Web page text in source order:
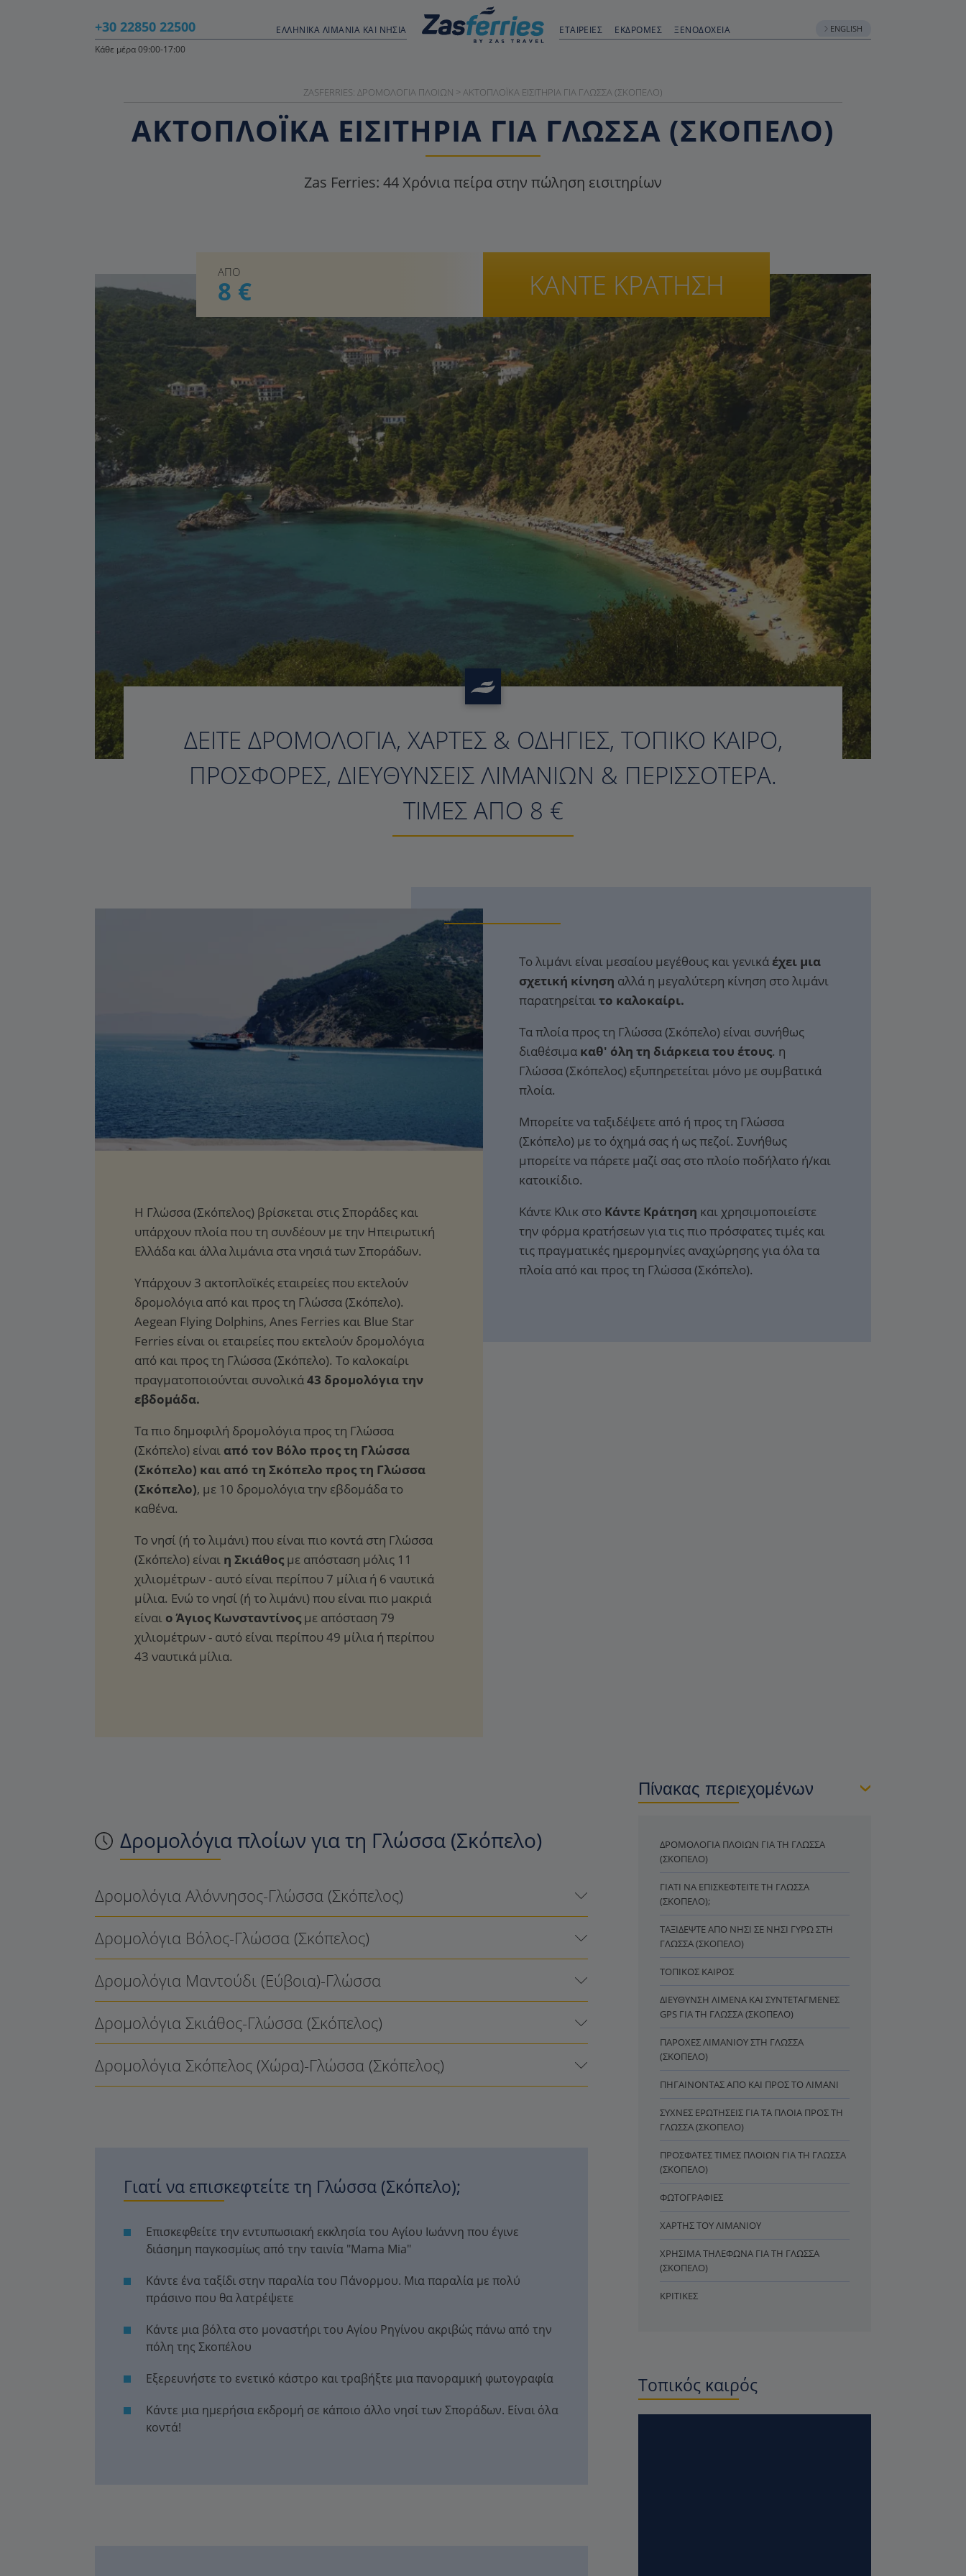
+30 22850 22500 ΕΛΛΗΝΙΚΆ ΛΙΜΆΝΙΑ ΚΑΙ ΝΗΣΙΆ ΕΤΑΙΡΕΙΕΣ ΕΚΔΡΟΜΈΣ ΞΕΝΟΔΟΧΕΊΑ ENGLISH
Κάθε μέρα 09:00-17:00
ZASFERRIES: ΔΡΟΜΟΛΌΓΙΑ ΠΛΟΊΩΝ > AΚΤΟΠΛΟΪΚΆ EΙΣΙΤΉΡΙΑ ΓΙΑ ΓΛΏΣΣΑ (ΣΚΌΠΕΛΟ)
ΑΚΤΟΠΛΟΪΚΑ ΕΙΣΙΤΉΡΙΑ ΓΙΑ ΓΛΏΣΣΑ (ΣΚΌΠΕΛΟ)
Zas Ferries: 44Χρόνια πείρα στην πώληση εισιτηρίων
ΑΠΟ
8 € ΚΑΝΤΕ ΚΡΑΤΗΣΗ
ΔΕΊΤΕ ΔΡΟΜΟΛΌΓΙΑ, ΧΆΡΤΕΣ & ΟΔΗΓΊΕΣ, ΤΟΠΙΚΌ ΚΑΙΡΌ,
ΠΡΟΣΦΟΡΈΣ, ΔΙΕΥΘΎΝΣΕΙΣ ΛΙΜΑΝΙΏΝ & ΠΕΡΙΣΣΌΤΕΡΑ.
ΤΙΜΈΣ ΑΠΌ 8 €
Η Γλώσσα (Σκόπελος) βρίσκεται στις Σποράδες και
υπάρχουν πλοία που τη συνδέουν με την Ηπειρωτική
Ελλάδα και άλλα λιμάνια στα νησιά των Σποράδων.
Υπάρχουν 3 ακτοπλοϊκές εταιρείες που εκτελούν
δρομολόγια από και προς τη Γλώσσα (Σκόπελο).
Aegean Flying Dolphins, Anes Ferries και Blue Star
Ferries είναι οι εταιρείες που εκτελούν δρομολόγια
από και προς τη Γλώσσα (Σκόπελο). Το καλοκαίρι
πραγματοποιούνται συνολικά43 δρομολόγια την
εβδομάδα.
Τα πιο δημοφιλή δρομολόγια προς τη Γλώσσα
(Σκόπελο) είναι από τον Βόλο προς τη Γλώσσα
(Σκόπελο) και από τη Σκόπελο προς τη Γλώσσα
(Σκόπελο), με 10 δρομολόγια την εβδομάδα το
καθένα.
Το νησί (ή το λιμάνι) που είναι πιο κοντά στη Γλώσσα
(Σκόπελο) είναι η Σκιάθος με απόσταση μόλις 11
χιλιομέτρων - αυτό είναι περίπου 7 μίλια ή 6 ναυτικά
μίλια. Ενώ το νησί (ή το λιμάνι) που είναι πιο μακριά
είναι ο Άγιος Κωνσταντίνος με απόσταση 79
χιλιομέτρων - αυτό είναι περίπου 49 μίλια ή περίπου
43 ναυτικά μίλια.
Το λιμάνι είναι μεσαίου μεγέθους και γενικάέχει μια
σχετική κίνηση αλλά η μεγαλύτερη κίνηση στο λιμάνι
παρατηρείταιτο καλοκαίρι.
Τα πλοία προς τη Γλώσσα (Σκόπελο) είναι συνήθως
διαθέσιμα καθ' όλη τη διάρκεια του έτους. η
Γλώσσα (Σκόπελος) εξυπηρετείται μόνο με συμβατικά
πλοία.
Μπορείτε να ταξιδέψετε από ή προς τη Γλώσσα
(Σκόπελο) με το όχημά σας ή ως πεζοί. Συνήθως
μπορείτε να πάρετε μαζί σας στο πλοίο ποδήλατο ή/και
κατοικίδιο.
Κάντε Κλικ στο Κάντε Κράτηση και χρησιμοποιείστε
την φόρμα κρατήσεων για τις πιο πρόσφατες τιμές και
τις πραγματικές ημερομηνίες αναχώρησης για όλα τα
πλοία από και προς τη Γλώσσα (Σκόπελο).
Δρομολόγια πλοίων για τη Γλώσσα (Σκόπελο)
Δρομολόγια Αλόννησος-Γλώσσα (Σκόπελος)
Δρομολόγια Βόλος-Γλώσσα (Σκόπελος)
Δρομολόγια Μαντούδι (Εύβοια)-Γλώσσα
Δρομολόγια Σκιάθος-Γλώσσα (Σκόπελος)
Δρομολόγια Σκόπελος (Χώρα)-Γλώσσα (Σκόπελος)
Γιατί να επισκεφτείτε τη Γλώσσα (Σκόπελο);
Επισκεφθείτε την εντυπωσιακή εκκλησία του Αγίου Ιωάννη που έγινε
διάσημη παγκοσμίως από την ταινία "Mama Mia"
Κάντε ένα ταξίδι στην παραλία του Πάνορμου. Μια παραλία με πολύ
πράσινο που θα λατρέψετε
Κάντε μια βόλτα στο μοναστήρι του Αγίου Ρηγίνου ακριβώς πάνω από την
πόλη της Σκοπέλου
Εξερευνήστε το ενετικό κάστρο και τραβήξτε μια πανοραμική φωτογραφία
Κάντε μια ημερήσια εκδρομή σε κάποιο άλλο νησί των Σποράδων. Είναι όλα
κοντά!
Πίνακας περιεχομένων
ΔΡΟΜΟΛΌΓΙΑ ΠΛΟΊΩΝ ΓΙΑ ΤΗ ΓΛΏΣΣΑ
(ΣΚΌΠΕΛΟ)
ΓΙΑΤΊ ΝΑ ΕΠΙΣΚΕΦΤΕΊΤΕ ΤΗ ΓΛΏΣΣΑ
(ΣΚΌΠΕΛΟ);
ΤΑΞΙΔΈΨΤΕ ΑΠΌ ΝΗΣΊ ΣΕ ΝΗΣΊ ΓΎΡΩ ΣΤΗ
ΓΛΏΣΣΑ (ΣΚΌΠΕΛΟ)
ΤΟΠΙΚΌΣ ΚΑΙΡΌΣ
ΔΙΕΎΘΥΝΣΗ ΛΙΜΈΝΑ ΚΑΙ ΣΥΝΤΕΤΑΓΜΈΝΕΣ
GPS ΓΙΑ ΤΗ ΓΛΏΣΣΑ (ΣΚΌΠΕΛΟ)
ΠΑΡΟΧΈΣ ΛΙΜΑΝΙΟΎ ΣΤΗ ΓΛΏΣΣΑ
(ΣΚΌΠΕΛΟ)
ΠΗΓΑΊΝΟΝΤΑΣ ΑΠΌ ΚΑΙ ΠΡΟΣ ΤΟ ΛΙΜΆΝΙ
ΣΥΧΝΈΣ ΕΡΩΤΉΣΕΙΣ ΓΙΑ ΤΑ ΠΛΟΊΑ ΠΡΟΣ ΤΗ
ΓΛΏΣΣΑ (ΣΚΌΠΕΛΟ)
ΠΡΌΣΦΑΤΕΣ ΤΙΜΈΣ ΠΛΟΊΩΝ ΓΙΑ ΤΗ ΓΛΏΣΣΑ
(ΣΚΌΠΕΛΟ)
ΦΩΤΟΓΡΑΦΊΕΣ
ΧΆΡΤΗΣ ΤΟΥ ΛΙΜΑΝΙΟΎ
ΧΡΉΣΙΜΑ ΤΗΛΈΦΩΝΑ ΓΙΑ ΤΗ ΓΛΏΣΣΑ
(ΣΚΌΠΕΛΟ)
ΚΡΙΤΙΚΈΣ
Τοπικός καιρός